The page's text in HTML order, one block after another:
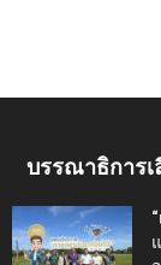
บรรณาธิการเ